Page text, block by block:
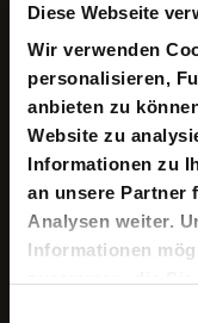
Diese Webseite
Wir verwenden
personalisieren,
anbieten zu
Website zu
Informationen zu
an unsere Partner
Analysen weiter.
Informationen
Copyright ©: Maris